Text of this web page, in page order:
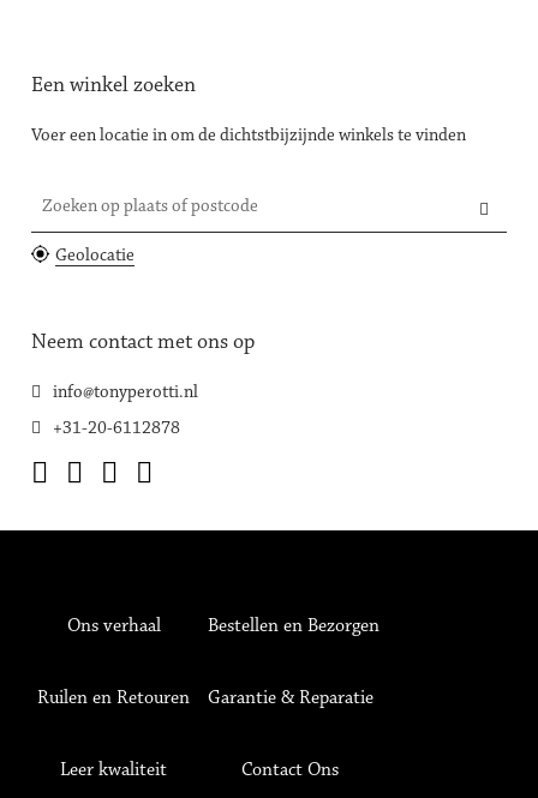
Een winkel zoeken
Voer een locatie in om de dichtstbijzijnde winkels te vinden
Zoeken op plaats of postcode
Geolocatie
Neem contact met ons op
info@tonyperotti.nl
+31-20-6112878
Ons verhaal Bestellen en Bezorgen
Ruilen en Retouren Garantie & Reparatie
Leer kwaliteit Contact Ons